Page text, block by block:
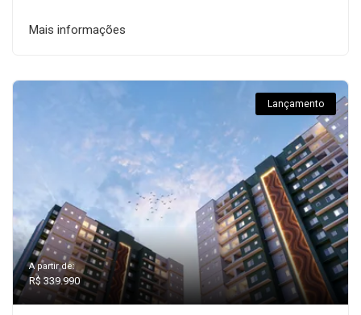
Mais informações
Lançamento
A partir de:
R$ 339.990